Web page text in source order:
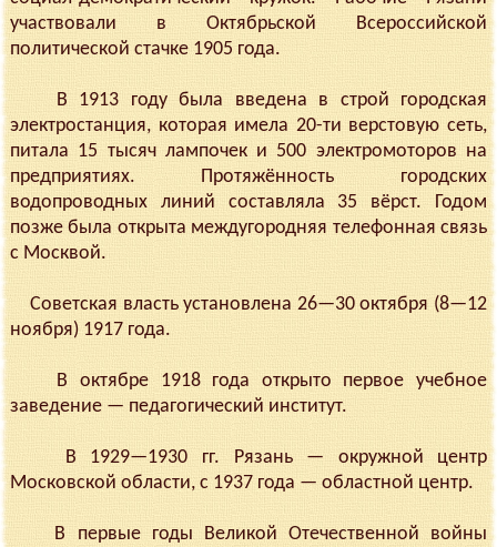
участвовали в Октябрьской Всероссийской
политической стачке 1905 года.
В 1913 году была введена в строй городская
электростанция, которая имела 20-ти верстовую сеть,
питала 15 тысяч лампочек и 500 электромоторов на
предприятиях. Протяжённость городских
водопроводных линий составляла 35 вёрст. Годом
позже была открыта междугородняя телефонная связь
с Москвой.
Советская власть установлена 26—30 октября (8—12
ноября) 1917 года.
В октябре 1918 года открыто первое учебное
заведение — педагогический институт.
В 1929—1930 гг. Рязань — окружной центр
Московской области, с 1937 года — областной центр.
В первые годы Великой Отечественной войны